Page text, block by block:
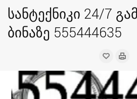
სანტექნიკი 24/7
ბინაზე 555444635